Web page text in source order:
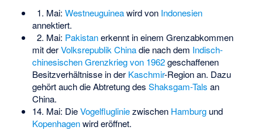
1. Mai: Westneuguineawird von Indonesien
annektiert.
2. Mai: Pakistanerkennt in einem Grenzabkommen
mit derVolksrepublik Chinadie nach dem Indisch-
chinesischen Grenzkrieg von 1962geschaffenen
Besitzverhältnisse in der Kaschmir-Region an. Dazu
gehört auch die Abtretung des Shaksgam-Tals an
China.
14. Mai: DieVogelflugliniezwischen Hamburgund
Kopenhagenwird eröffnet.